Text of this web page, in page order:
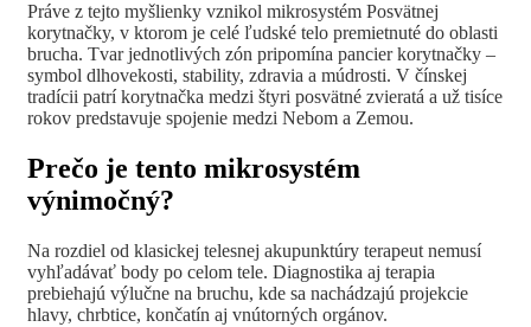
Práve z tejto myšlienky vznikol mikrosystém Posvätnej
korytnačky, v ktorom je celé ľudské telo premietnuté do oblasti
brucha. Tvar jednotlivých zón pripomína pancier korytnačky –
symbol dlhovekosti, stability, zdravia a múdrosti. V čínskej
tradícii patrí korytnačka medzi štyri posvätné zvieratá a už tisíce
rokov predstavuje spojenie medzi Nebom a Zemou.
Prečo je tento mikrosystém
výnimočný?
Na rozdiel od klasickej telesnej akupunktúry terapeut nemusí
vyhľadávať body po celom tele. Diagnostika aj terapia
prebiehajú výlučne na bruchu, kde sa nachádzajú projekcie
hlavy, chrbtice, končatín aj vnútorných orgánov.